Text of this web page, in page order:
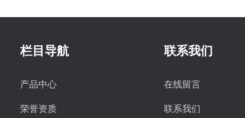
栏目导航
产品中心
荣誉资质
联系我们
在线留言
联系我们